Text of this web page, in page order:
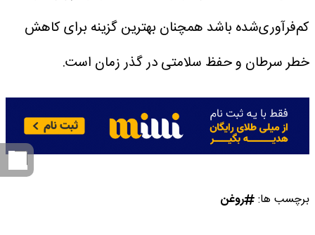
کم‌فرآوری‌شده باشد همچنان بهترین گزینه برای کاهش
خطر سرطان و حفظ سلامتی در گذر زمان است.
برچسب ها: روغن